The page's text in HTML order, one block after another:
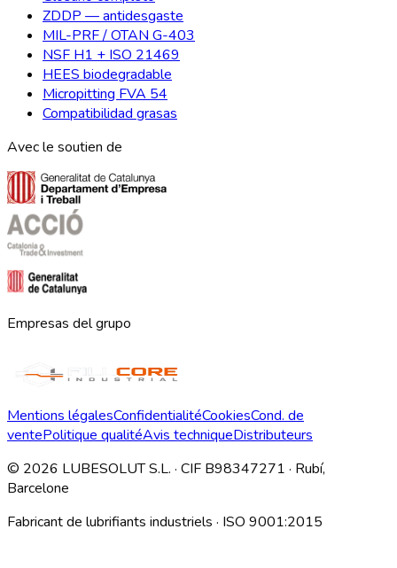
ZDDP — antidesgaste
MIL-PRF / OTAN G-403
NSF H1 + ISO 21469
HEES biodegradable
Micropitting FVA 54
Compatibilidad grasas
Avec le soutien de
Empresas del grupo
Mentions légalesConfidentialitéCookiesCond. de
ventePolitique qualitéAvis techniqueDistributeurs
© 2026 LUBESOLUT S.L. · CIF B98347271 · Rubí,
Barcelone
Fabricant de lubrifiants industriels · ISO 9001:2015